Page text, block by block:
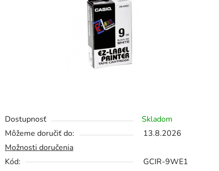
Dostupnosť
Skladom
Môžeme doručiť do:
13.8.2026
Možnosti doručenia
Kód:
GCIR-9WE1